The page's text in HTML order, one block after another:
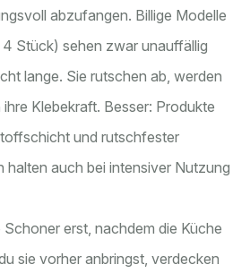
abzufangen. Billige Modelle
Stück) sehen zwar unauffällig
lange. Sie rutschen ab, werden
Klebekraft. Besser: Produkte
und rutschfester
halten auch bei intensiver Nutzung
erst, nachdem die Küche
sie vorher anbringst, verdecken